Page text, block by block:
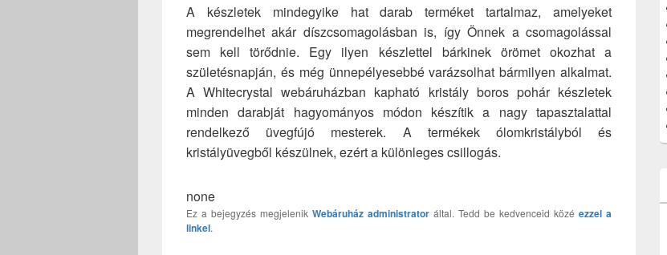
A készletek mindegyike hat darab terméket tartalmaz, amelyeket
megrendelhet akár díszcsomagolásban is, így Önnek a csomagolással
sem kell törődnie. Egy ilyen készlettel bárkinek örömet okozhat a
születésnapján, és még ünnepélyesebbé varázsolhat bármilyen alkalmat.
A Whitecrystal webáruházban kapható kristály boros pohár készletek
minden darabját hagyományos módon készítik a nagy tapasztalattal
rendelkező üvegfújó mesterek. A termékek ólomkristályból és
kristályüvegből készülnek, ezért a különleges csillogás.
none
Ez a bejegyzés megjelenik Webáruház administrator által. Tedd be kedvenceid közé ezzel a
linkel.